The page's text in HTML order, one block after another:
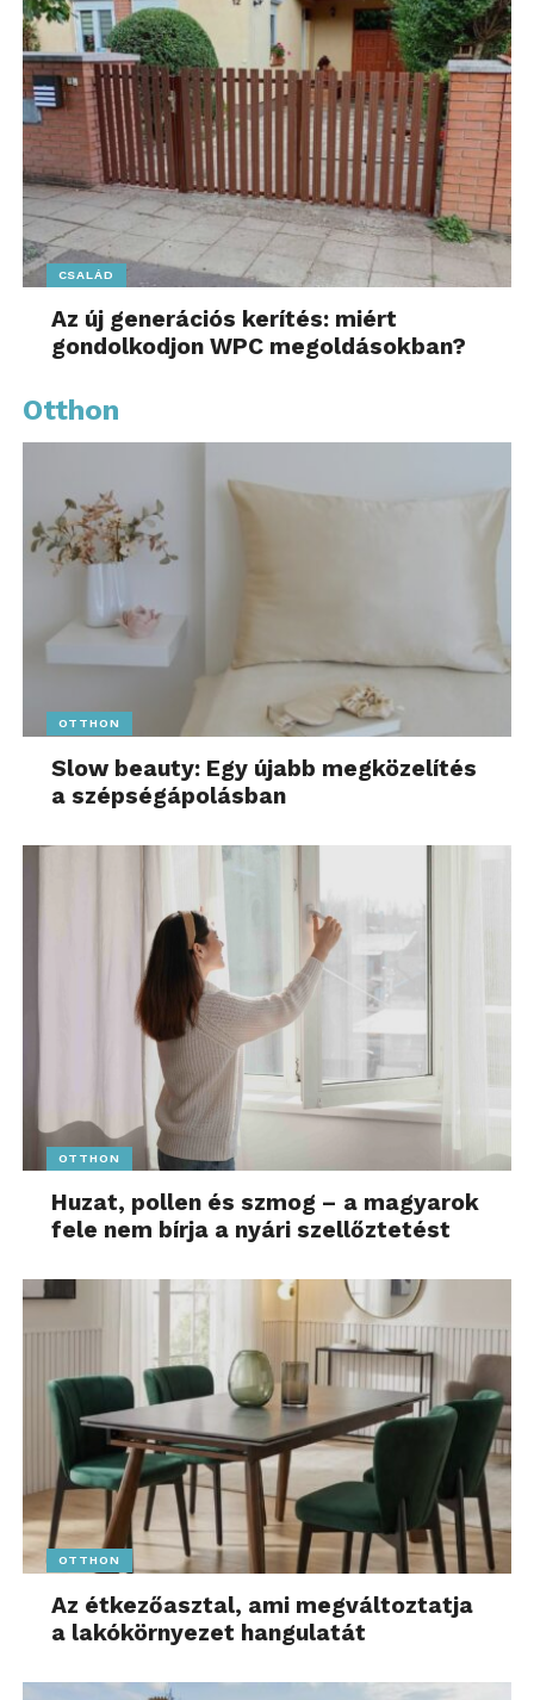
CSALÁD
Az új generációs kerítés: miért
gondolkodjon WPC megoldásokban?
Otthon
OTTHON
Slow beauty: Egy újabb megközelítés
a szépségápolásban
OTTHON
Huzat, pollen és szmog – a magyarok
fele nem bírja a nyári szellőztetést
OTTHON
Az étkezőasztal, ami megváltoztatja
a lakókörnyezet hangulatát